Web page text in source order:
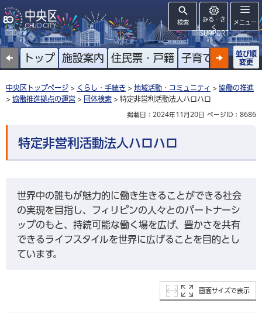
検索
みる・き
く
SUPPORT
メニュー
トップ 施設案内 住民票・戸籍 子育て 高齢者
並び順
変更
中央区トップページ > くらし・手続き > 地域活動・コミュニティ > 協働の推進
> 協働推進拠点の運営 > 団体検索 > 特定非営利活動法人ハロハロ
掲載日：2024年11月20日 ページID：8686
特定非営利活動法人ハロハロ
世界中の誰もが魅力的に働き生きることができる社会
の実現を目指し、フィリピンの人々とのパートナーシ
ップのもと、持続可能な働く場を広げ、豊かさを共有
できるライフスタイルを世界に広げることを目的とし
ています。
画面サイズで表示